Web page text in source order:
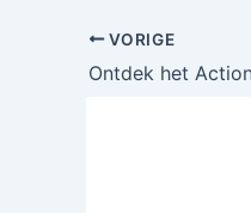
VORIGE